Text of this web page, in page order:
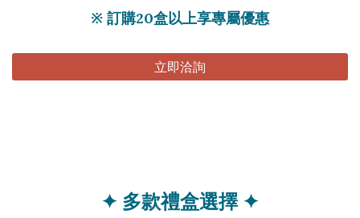
※ 訂購20盒以上享專屬優惠
立即洽詢
✦ 多款禮盒選擇 ✦